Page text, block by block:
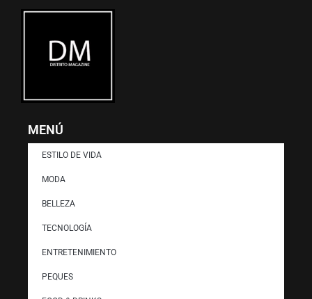
MENÚ
ESTILO DE VIDA
MODA
BELLEZA
TECNOLOGÍA
ENTRETENIMIENTO
PEQUES